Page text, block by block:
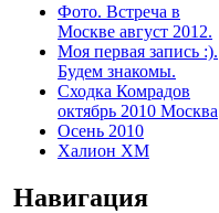
Фото. Встреча в
Москве август 2012.
Моя первая запись :).
Будем знакомы.
Сходка Комрадов
октябрь 2010 Москва
Осень 2010
Халион ХМ
Навигация